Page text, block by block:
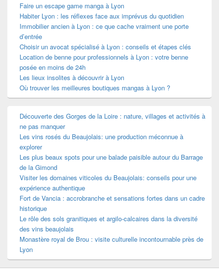
Faire un escape game manga à Lyon
Habiter Lyon : les réflexes face aux imprévus du quotidien
Immobilier ancien à Lyon : ce que cache vraiment une porte
d’entrée
Choisir un avocat spécialisé à Lyon : conseils et étapes clés
Location de benne pour professionnels à Lyon : votre benne
posée en moins de 24h
Les lieux insolites à découvrir à Lyon
Où trouver les meilleures boutiques mangas à Lyon ?
Découverte des Gorges de la Loire : nature, villages et activités à
ne pas manquer
Les vins rosés du Beaujolais: une production méconnue à
explorer
Les plus beaux spots pour une balade paisible autour du Barrage
de la Gimond
Visiter les domaines viticoles du Beaujolais: conseils pour une
expérience authentique
Fort de Vancia : accrobranche et sensations fortes dans un cadre
historique
Le rôle des sols granitiques et argilo-calcaires dans la diversité
des vins beaujolais
Monastère royal de Brou : visite culturelle incontournable près de
Lyon